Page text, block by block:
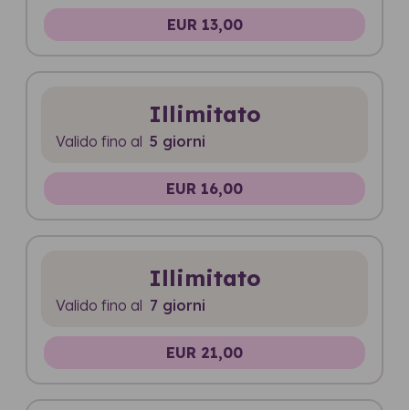
EUR 13,00
Illimitato
Valido fino al 5 giorni
EUR 16,00
Illimitato
Valido fino al 7 giorni
EUR 21,00